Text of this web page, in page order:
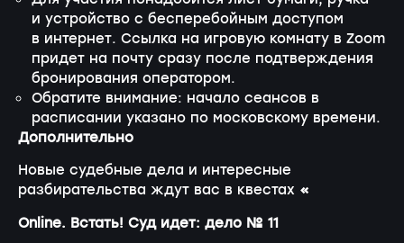
и устройство с бесперебойным доступом
в интернет. Ссылка на игровую комнату в Zoom
придет на почту сразу после подтверждения
бронирования оператором.
Обратите внимание: начало сеансов в
расписании указано по московскому времени.
Дополнительно
Новые судебные дела и интересные
разбирательства ждут вас в квестах «
Online. Встать! Суд идет: дело № 11